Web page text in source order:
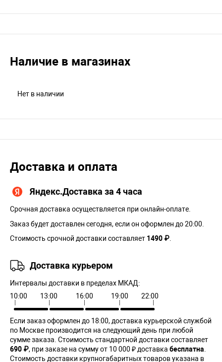
Наличие в магазинах
Нет в наличии
Доставка и оплата
Яндекс.Доставка за 4 часа
Срочная доставка осуществляется при онлайн-оплате.
Заказ будет доставлен сегодня, если он оформлен до 20:00.
Стоимость срочной доставки составляет 1490 ₽
Доставка курьером
Интервалы доставки в пределах МКАД:
10:00
13:00 16:00 19:00 22:00
Если заказ оформлен до 18:00, доставка курьерской службой
по Москве производится на следующий день при любой
сумме заказа. Cтоимость стандартной доставки составляет
690 ₽, при заказе на сумму от 10 000 ₽ доставка бесплатна
Стоимость доставки крупногабаритных товаров указана в